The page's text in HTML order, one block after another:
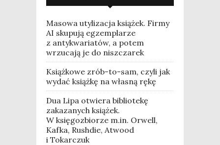
Masowa utylizacja książek. Firmy
AI skupują egzemplarze
z antykwariatów, a potem
wrzucają je do niszczarek
Książkowe zrób-to-sam, czyli jak
wydać książkę na własną rękę
Dua Lipa otwiera bibliotekę
zakazanych książek.
W księgozbiorze m.in. Orwell,
Kafka, Rushdie, Atwood
i Tokarczuk